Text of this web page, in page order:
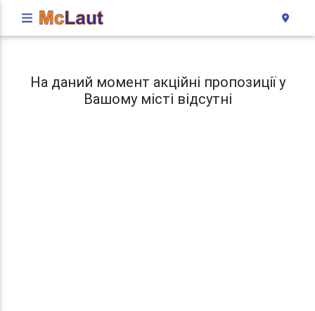
На даний момент акційні пропозиції у
Вашому місті відсутні